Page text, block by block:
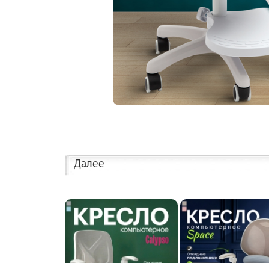
Далее